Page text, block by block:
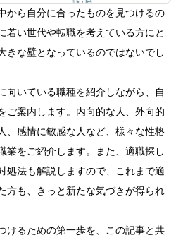
社員
ップ
いて詳しく調べる方法
ボランティアの活用法
重要性
広げる考え方
対処法
罠
惑わされる問題
から自分に合ったものを見つけるの
若い世代や転職を考えている方にと
きな壁となっているのではないでし
向いている職種を紹介しながら、自
ご案内します。内向的な人、外向的
、感情に敏感な人など、様々な性格
業をご紹介します。また、適職探し
処法も解説しますので、これまで適
方も、きっと新たな気づきが得られ
けるための第一歩を、この記事と共